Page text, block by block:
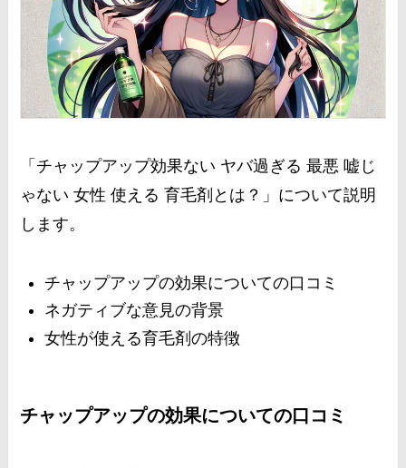
「チャップアップ効果ない ヤバ過ぎる 最悪 嘘じ
ゃない 女性 使える 育毛剤とは？」について説明
します。
チャップアップの効果についての口コミ
ネガティブな意見の背景
女性が使える育毛剤の特徴
チャップアップの効果についての口コミ